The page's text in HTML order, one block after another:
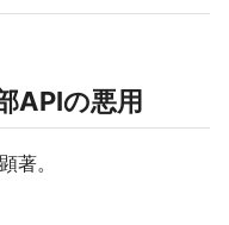
APIの悪用
著。